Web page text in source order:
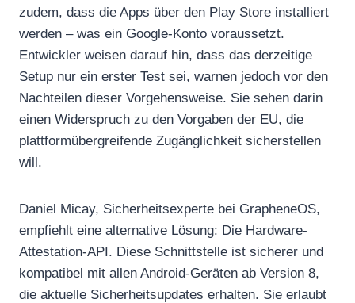
zudem, dass die Apps über den Play Store installiert
werden – was ein Google-Konto voraussetzt.
Entwickler weisen darauf hin, dass das derzeitige
Setup nur ein erster Test sei, warnen jedoch vor den
Nachteilen dieser Vorgehensweise. Sie sehen darin
einen Widerspruch zu den Vorgaben der EU, die
plattformübergreifende Zugänglichkeit sicherstellen
will.
Daniel Micay, Sicherheitsexperte bei GrapheneOS,
empfiehlt eine alternative Lösung: Die Hardware-
Attestation-API. Diese Schnittstelle ist sicherer und
kompatibel mit allen Android-Geräten ab Version 8,
die aktuelle Sicherheitsupdates erhalten. Sie erlaubt